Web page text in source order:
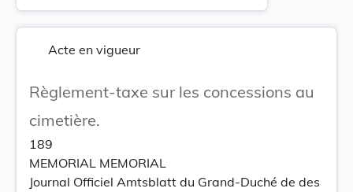
Acte en vigueur
Règlement-taxe sur les concessions au
cimetière.
189
MEMORIAL MEMORIAL
Journal Officiel Amtsblatt du Grand-Duché de des